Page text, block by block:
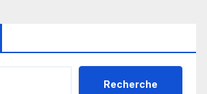
Recherche